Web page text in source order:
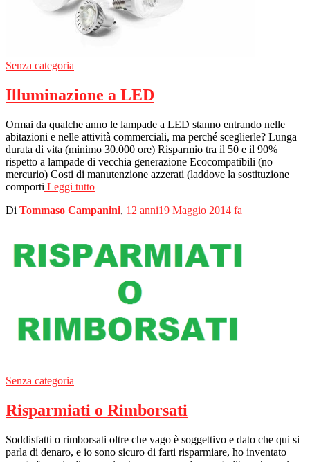
Senza categoria
Illuminazione a LED
Ormai da qualche anno le lampade a LED stanno entrando nelle
abitazioni e nelle attività commerciali, ma perché sceglierle? Lunga
durata di vita (minimo 30.000 ore) Risparmio tra il 50 e il 90%
rispetto a lampade di vecchia generazione Ecocompatibili (no
mercurio) Costi di manutenzione azzerati (laddove la sostituzione
comporti Leggi tutto
Di Tommaso Campanini, 12 anni19 Maggio 2014 fa
Senza categoria
Risparmiati o Rimborsati
Soddisfatti o rimborsati oltre che vago è soggettivo e dato che qui si
parla di denaro, e io sono sicuro di farti risparmiare, ho inventato